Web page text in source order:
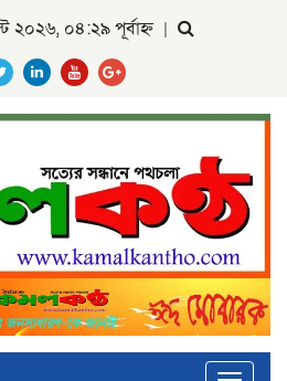
২০২৬, ০৪:২৯ পূর্বাহ্ন |